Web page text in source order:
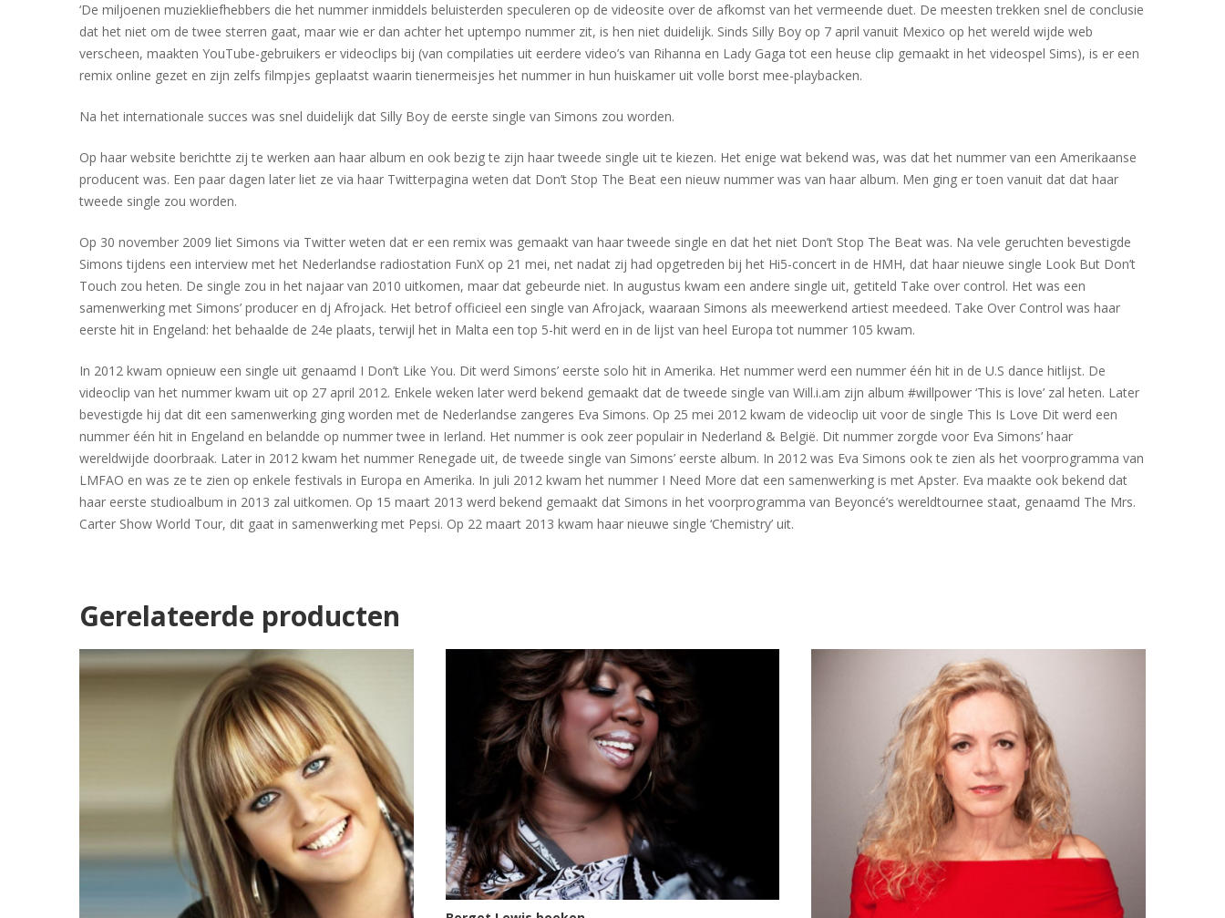
‘De miljoenen muziekliefhebbers die het nummer inmiddels beluisterden speculeren op de videosite over de afkomst van het vermeende duet. De meesten trekken snel de conclusie
dat het niet om de twee sterren gaat, maar wie er dan achter het uptempo nummer zit, is hen niet duidelijk. Sinds Silly Boy op 7 april vanuit Mexico op het wereld wijde web
verscheen, maakten YouTube-gebruikers er videoclips bij (van compilaties uit eerdere video’s van Rihanna en Lady Gaga tot een heuse clip gemaakt in het videospel Sims), is er een
remix online gezet en zijn zelfs filmpjes geplaatst waarin tienermeisjes het nummer in hun huiskamer uit volle borst mee-playbacken.
Na het internationale succes was snel duidelijk dat Silly Boy de eerste single van Simons zou worden.
Op haar website berichtte zij te werken aan haar album en ook bezig te zijn haar tweede single uit te kiezen. Het enige wat bekend was, was dat het nummer van een Amerikaanse
producent was. Een paar dagen later liet ze via haar Twitterpagina weten dat Don’t Stop The Beat een nieuw nummer was van haar album. Men ging er toen vanuit dat dat haar
tweede single zou worden.
Op 30 november 2009 liet Simons via Twitter weten dat er een remix was gemaakt van haar tweede single en dat het niet Don’t Stop The Beat was. Na vele geruchten bevestigde
Simons tijdens een interview met het Nederlandse radiostation FunX op 21 mei, net nadat zij had opgetreden bij het Hi5-concert in de HMH, dat haar nieuwe single Look But Don’t
Touch zou heten. De single zou in het najaar van 2010 uitkomen, maar dat gebeurde niet. In augustus kwam een andere single uit, getiteld Take over control. Het was een
samenwerking met Simons’ producer en dj Afrojack. Het betrof officieel een single van Afrojack, waaraan Simons als meewerkend artiest meedeed. Take Over Control was haar
eerste hit in Engeland: het behaalde de 24e plaats, terwijl het in Malta een top 5-hit werd en in de lijst van heel Europa tot nummer 105 kwam.
In 2012 kwam opnieuw een single uit genaamd I Don’t Like You. Dit werd Simons’ eerste solo hit in Amerika. Het nummer werd een nummer één hit in de U.S dance hitlijst. De
videoclip van het nummer kwam uit op 27 april 2012. Enkele weken later werd bekend gemaakt dat de tweede single van Will.i.am zijn album #willpower ‘This is love’ zal heten. Later
bevestigde hij dat dit een samenwerking ging worden met de Nederlandse zangeres Eva Simons. Op 25 mei 2012 kwam de videoclip uit voor de single This Is Love Dit werd een
nummer één hit in Engeland en belandde op nummer twee in Ierland. Het nummer is ook zeer populair in Nederland & België. Dit nummer zorgde voor Eva Simons’ haar
wereldwijde doorbraak. Later in 2012 kwam het nummer Renegade uit, de tweede single van Simons’ eerste album. In 2012 was Eva Simons ook te zien als het voorprogramma van
LMFAO en was ze te zien op enkele festivals in Europa en Amerika. In juli 2012 kwam het nummer I Need More dat een samenwerking is met Apster. Eva maakte ook bekend dat
haar eerste studioalbum in 2013 zal uitkomen. Op 15 maart 2013 werd bekend gemaakt dat Simons in het voorprogramma van Beyoncé’s wereldtournee staat, genaamd The Mrs.
Carter Show World Tour, dit gaat in samenwerking met Pepsi. Op 22 maart 2013 kwam haar nieuwe single ‘Chemistry’ uit.
Gerelateerde producten